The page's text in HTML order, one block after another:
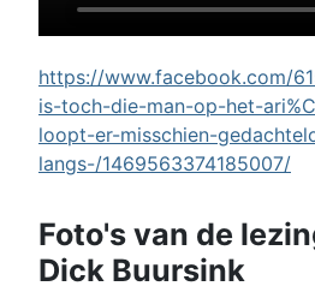
https://www.facebook.com/
is-toch-die-man-op-het-
loopt-er-misschien-
langs-/1469563374185007/
Foto's van de
Dick Buursink